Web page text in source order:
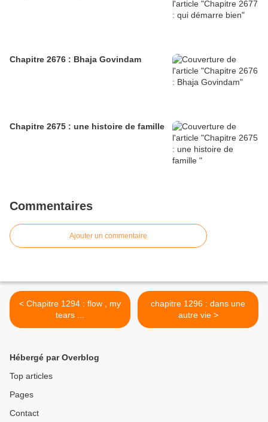
Chapitre 2676 : Bhaja Govindam
Chapitre 2675 : une histoire de famille
Commentaires
Ajouter un commentaire
< Chapitre 1294 : flow , my
tears ...
chapitre 1296 : dans une
autre vie >
Hébergé par Overblog
Top articles
Pages
Contact